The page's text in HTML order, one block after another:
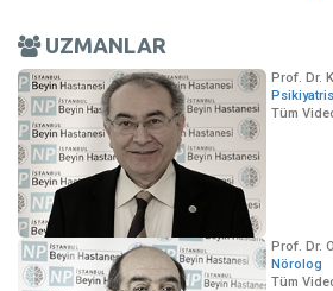
UZMANLAR
Prof. Dr.
Tüm
Prof. Dr.
Nörolog
Tüm